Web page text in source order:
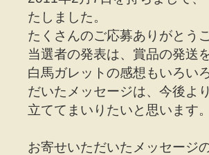
たしました。
たくさんのご応募ありがとう
当選者の発表は、賞品の発送
白馬ガレットの感想もいろい
だいたメッセージは、今後よ
立ててまいりたいと思います。
お寄せいただいたメッセージ